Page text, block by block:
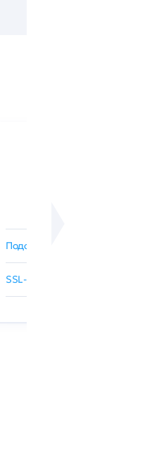
Подобрать SSL-сертификат
SSL-сертификаты GlobalSign